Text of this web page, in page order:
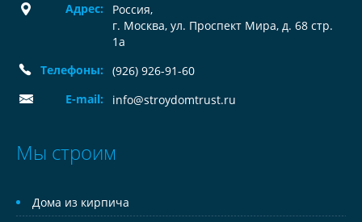
Адрес: Россия,
г. Москва, ул. Проспект Мира, д. 68 стр.
1а
Телефоны:
(926) 926-91-60
E-mail:
info@stroydomtrust.ru
Мы строим
Дома из кирпича